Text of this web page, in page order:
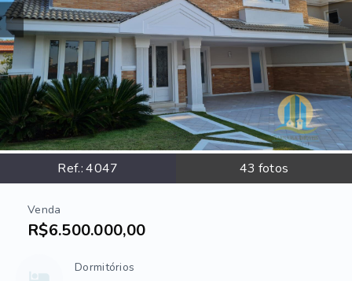
Ref.:4047 43 fotos
Venda
R$6.500.000,00
Dormitórios